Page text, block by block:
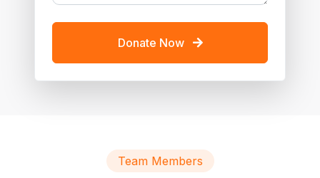
Donate Now
Team Members